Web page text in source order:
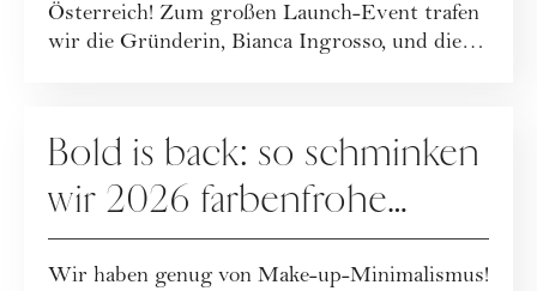
Österreich! Zum großen Launch-Event trafen
wir die Gründerin, Bianca Ingrosso, und die
Bold is back: so schminken
wir 2026 farbenfrohe
Make-up-Looks
Wir haben genug von Make-up-Minimalismus!